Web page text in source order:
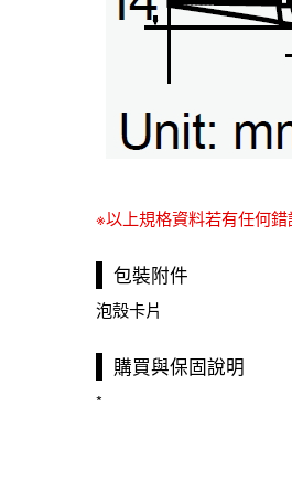
※以上規格資料若有任何
包裝附件
泡殼卡片
購買與保固說明
*